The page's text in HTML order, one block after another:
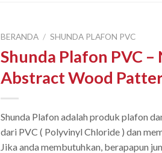
BERANDA / SHUNDA PLAFON PVC
Shunda Plafon PVC
Abstract Wood
Shunda Plafon adalah produk plafon
dari PVC ( Polyvinyl Chloride ) dan
Jika anda membutuhkan, berapapun